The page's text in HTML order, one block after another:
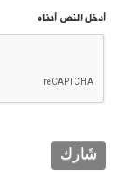
أدخل النص أدناه